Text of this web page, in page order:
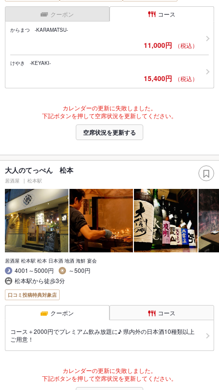
クーポン コース
からまつ -KARAMATSU-
11,000円 （税込）
けやき -KEYAKI-
15,400円 （税込）
カレンダーの更新に失敗しました。
下記ボタンを押して空席状況を更新してください。
空席状況を更新する
大人のてっぺん 松本
居酒屋 松本駅
居酒屋 松本駅 松本 日本酒 地酒 海鮮 宴会
4001～5000円
～500円
松本駅から徒歩3分
口コミ投稿特典対象店
クーポン コース
コース＋2000円でプレミアム飲み放題に♪ 県内外の日本酒10種類以上
ご用意！
カレンダーの更新に失敗しました。
下記ボタンを押して空席状況を更新してください。